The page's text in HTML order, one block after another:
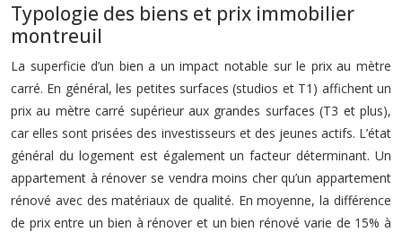
Typologie des biens et prix immobilier
montreuil
La superficie d’un bien a un impact notable sur le prix au mètre
carré. En général, les petites surfaces (studios et T1) affichent un
prix au mètre carré supérieur aux grandes surfaces (T3 et plus),
car elles sont prisées des investisseurs et des jeunes actifs. L’état
général du logement est également un facteur déterminant. Un
appartement à rénover se vendra moins cher qu’un appartement
rénové avec des matériaux de qualité. En moyenne, la différence
de prix entre un bien à rénover et un bien rénové varie de 15% à